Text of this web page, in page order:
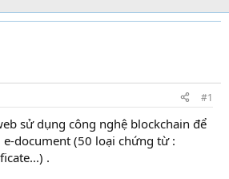
#1
sử dụng công nghệ blockchain để
document (50 loại chứng từ :
.